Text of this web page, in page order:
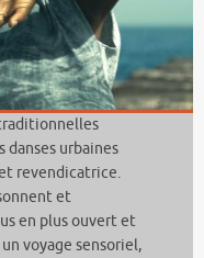
urbaines
revendicatrice.
et
en plus ouvert et
un voyage sensoriel,